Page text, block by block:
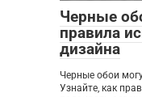
Черные
правила
дизайна
Черные обои
Узнайте, как